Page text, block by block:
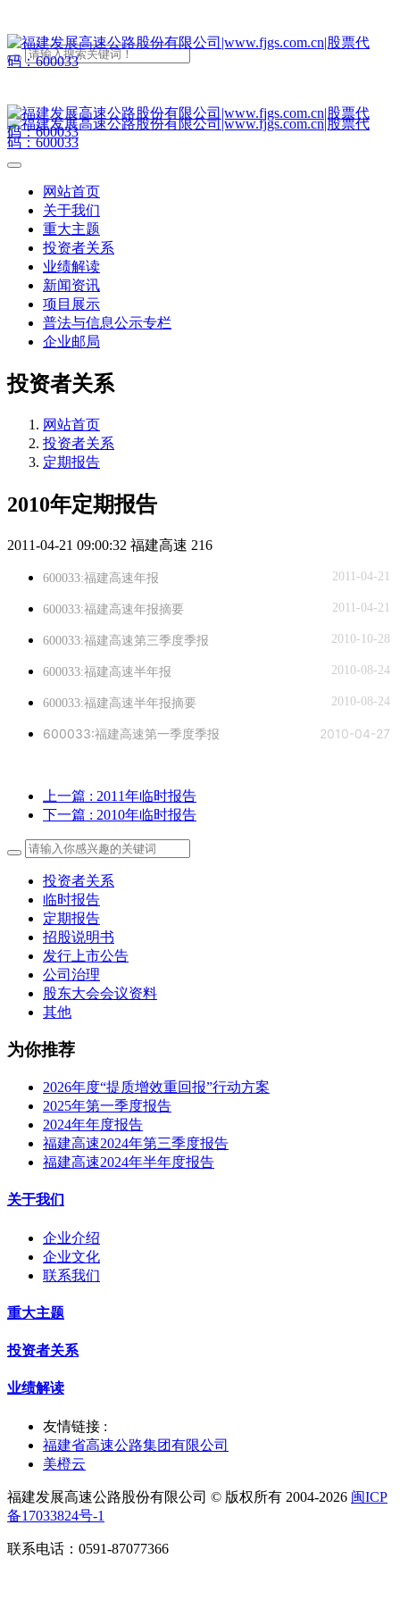
网站首页
关于我们
重大主题
投资者关系
业绩解读
新闻资讯
项目展示
普法与信息公示专栏
企业邮局
投资者关系
网站首页
投资者关系
定期报告
2010年定期报告
2011-04-21 09:00:32 福建高速 216
2011-04-21
600033:福建高速年报
2011-04-21
600033:福建高速年报摘要
2010-10-28
600033:福建高速第三季度季报
2010-08-24
600033:福建高速半年报
2010-08-24
600033:福建高速半年报摘要
2010-04-27
600033:福建高速第一季度季报
上一篇 : 2011年临时报告
下一篇 : 2010年临时报告
投资者关系
临时报告
定期报告
招股说明书
发行上市公告
公司治理
股东大会会议资料
其他
为你推荐
2026年度“提质增效重回报”行动方案
2025年第一季度报告
2024年年度报告
福建高速2024年第三季度报告
福建高速2024年半年度报告
关于我们
企业介绍
企业文化
联系我们
重大主题
投资者关系
业绩解读
友情链接 :
福建省高速公路集团有限公司
美橙云
福建发展高速公路股份有限公司 © 版权所有 2004-2026 闽ICP
备17033824号-1
联系电话：0591-87077366